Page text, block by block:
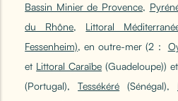
Bassin Minier de Provence,
du Rhône, Littoral
Fessenheim), en outre-mer (2 :
et Littoral Caraïbe (Guadeloupe))
(Portugal),Tessékéré (Sénégal),